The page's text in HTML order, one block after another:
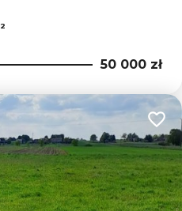
2
50 000 zł